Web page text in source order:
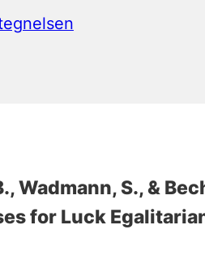
, Wadmann, S., &
for Luck